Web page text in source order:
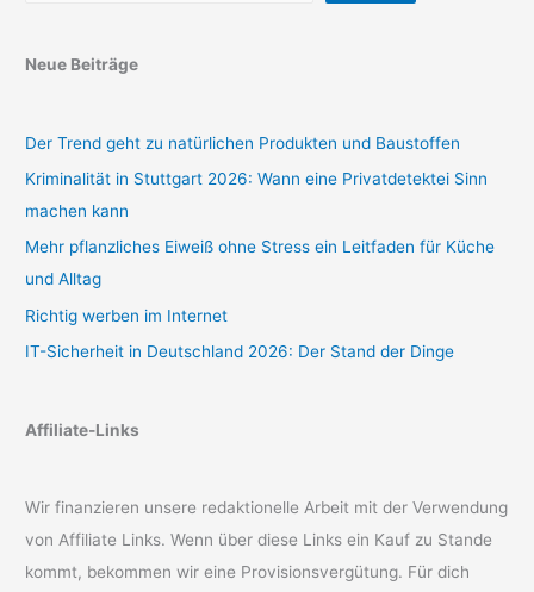
Neue Beiträge
Der Trend geht zu natürlichen Produkten und Baustoffen
Kriminalität in Stuttgart 2026: Wann eine Privatdetektei Sinn
machen kann
Mehr pflanzliches Eiweiß ohne Stress ein Leitfaden für Küche
und Alltag
Richtig werben im Internet
IT-Sicherheit in Deutschland 2026: Der Stand der Dinge
Affiliate-Links
Wir finanzieren unsere redaktionelle Arbeit mit der Verwendung
von Affiliate Links. Wenn über diese Links ein Kauf zu Stande
kommt, bekommen wir eine Provisionsvergütung. Für dich